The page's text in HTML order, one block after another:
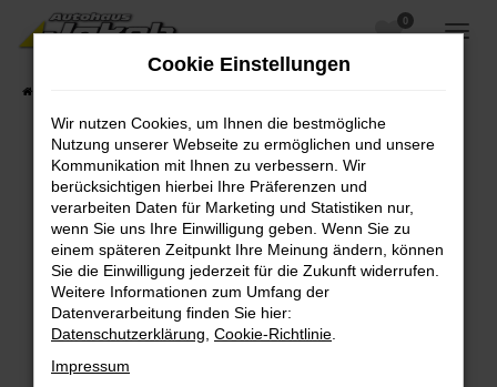
Zum
Hauptinhalt
0
Fehler: Network Error
Beim Laden ist ein Fehler aufgetreten.
Hier sind ein paar Tipps, die dir helfen können:
Überprüfe deine Firewall und deine
Internetverbindung.
Laden andere Webseiten, zum Beispiel deine
Suchmaschine?
Cookie Einstellungen
Wir nutzen Cookies, um Ihnen die bestmögliche
Nutzung unserer Webseite zu ermöglichen und unsere
Kommunikation mit Ihnen zu verbessern. Wir
berücksichtigen hierbei Ihre Präferenzen und
verarbeiten Daten für Marketing und Statistiken nur,
wenn Sie uns Ihre Einwilligung geben. Wenn Sie zu
einem späteren Zeitpunkt Ihre Meinung ändern, können
Sie die Einwilligung jederzeit für die Zukunft widerrufen.
Weitere Informationen zum Umfang der
Datenverarbeitung finden Sie hier:
Datenschutzerklärung Cookie-Richtlinie
Impressum